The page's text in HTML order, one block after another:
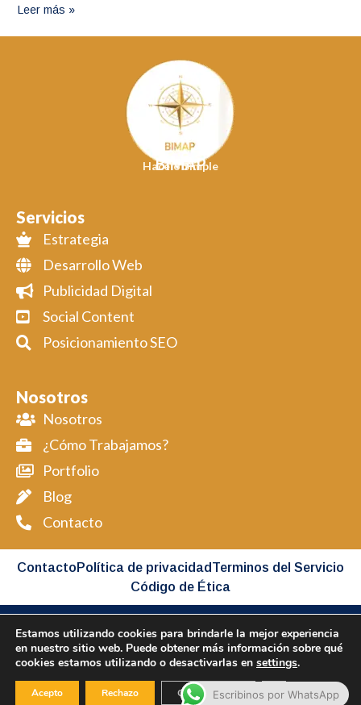
Leer más »
BIMAP
Hacelo Simple
Servicios
Estrategia
Desarrollo Web
Publicidad Digital
Social Content
Posicionamiento SEO
Nosotros
Nosotros
¿Cómo Trabajamos?
Portfolio
Blog
Contacto
Contacto Política de privacidad Terminos del Servicio
Código de Ética
Copyright BIMAP © 2026 All Rights Reserved
Desarollado por BIMAP
Estamos utilizando cookies para brindarle la mejor experiencia
en nuestro sitio web. Puede obtener más información sobre qué
cookies estamos utilizando o desactivarlas en settings.
Acepto Rechazo Configuración Cerrar el banner
Escribinos por WhatsApp